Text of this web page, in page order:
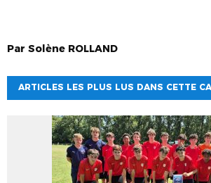
Par Solène ROLLAND
ARTICLES LES PLUS LUS DANS CETTE